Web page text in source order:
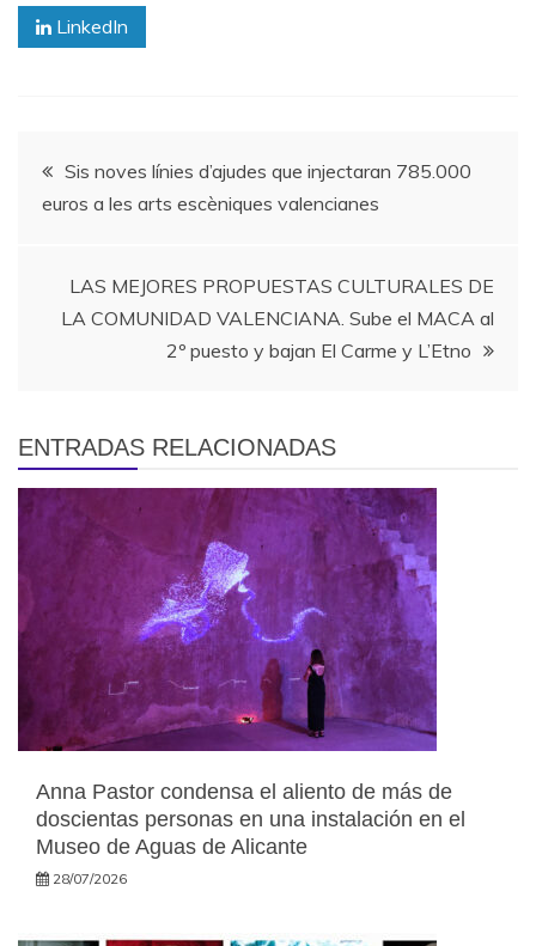
LinkedIn
Navegación
entradas
Sis noves línies d’ajudes que injectaran 785.000
euros a les arts escèniques valencianes
LAS MEJORES PROPUESTAS CULTURALES DE
LA COMUNIDAD VALENCIANA. Sube el MACA al
2º puesto y bajan El Carme y L’Etno
ENTRADAS RELACIONADAS
Anna Pastor condensa el aliento de más de
doscientas personas en una instalación en el
Museo de Aguas de Alicante
28/07/2026